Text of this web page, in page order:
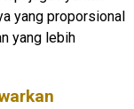
yang proporsional
yang lebih